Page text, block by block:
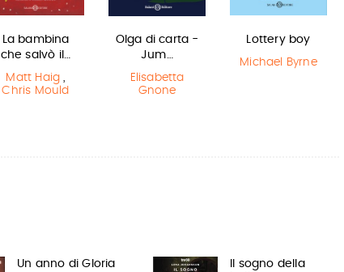
La bambina
che salvò il…
Matt Haig ,
Chris Mould
Olga di carta -
Jum…
Elisabetta
Gnone
Lottery boy
Michael Byrne
Un anno di Gloria
Il sogno della